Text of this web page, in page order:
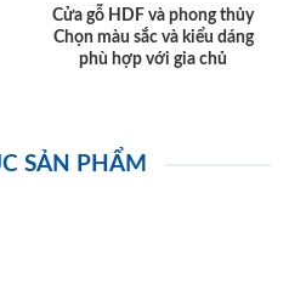
Cửa gỗ HDF và phong thủy
Chọn màu sắc và kiểu dáng
phù hợp với gia chủ
SẢN PHẨM